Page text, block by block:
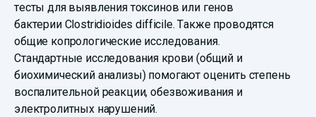
тесты для выявления токсинов или генов
бактерии Clostridioides difficile. Также проводятся
общие копрологические исследования.
Стандартные исследования крови (общий и
биохимический анализы) помогают оценить степень
воспалительной реакции, обезвоживания и
электролитных нарушений.